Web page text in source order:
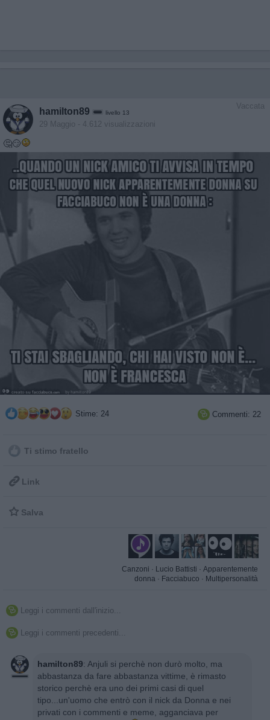
Vaccata
hamilton89 livello 13
29 Maggio - 4.612 visualizzazioni
🤔😏
Stime: 24  Commenti: 22
Ti stimo fratello
 Link
 Salva
Canzoni · Lucio Battisti · Apparentemente
donna · Facciabuco · Multipersonalità
 Leggi i commenti dall'inizio...
 Leggi i commenti precedenti...
hamilton89: Anjuli si perchè non durò molto, ma
abbastanza da fare abbastanza vittime, è rimasto
storico perchè era uno dei primi casi di quel
tipo...un'uomo che entrò con il nick da Donna e nei
privati con i commenti e meme, agganciava per